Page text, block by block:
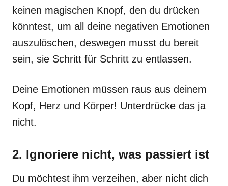
keinen magischen Knopf, den du drücken
könntest, um all deine negativen Emotionen
auszulöschen, deswegen musst du bereit
sein, sie Schritt für Schritt zu entlassen.
Deine Emotionen müssen raus aus deinem
Kopf, Herz und Körper! Unterdrücke das ja
nicht.
2. Ignoriere nicht, was passiert ist
Du möchtest ihm verzeihen, aber nicht dich